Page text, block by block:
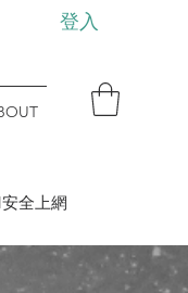
登入
全上網